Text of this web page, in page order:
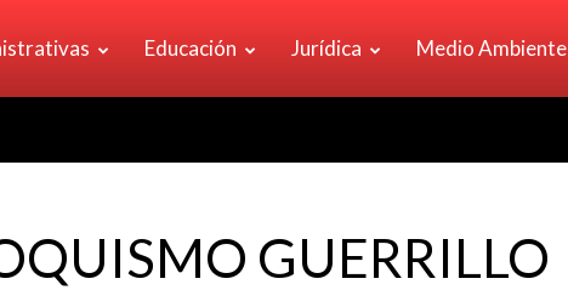
Educación Jurídica Medio Ambiente
GUERRILLO